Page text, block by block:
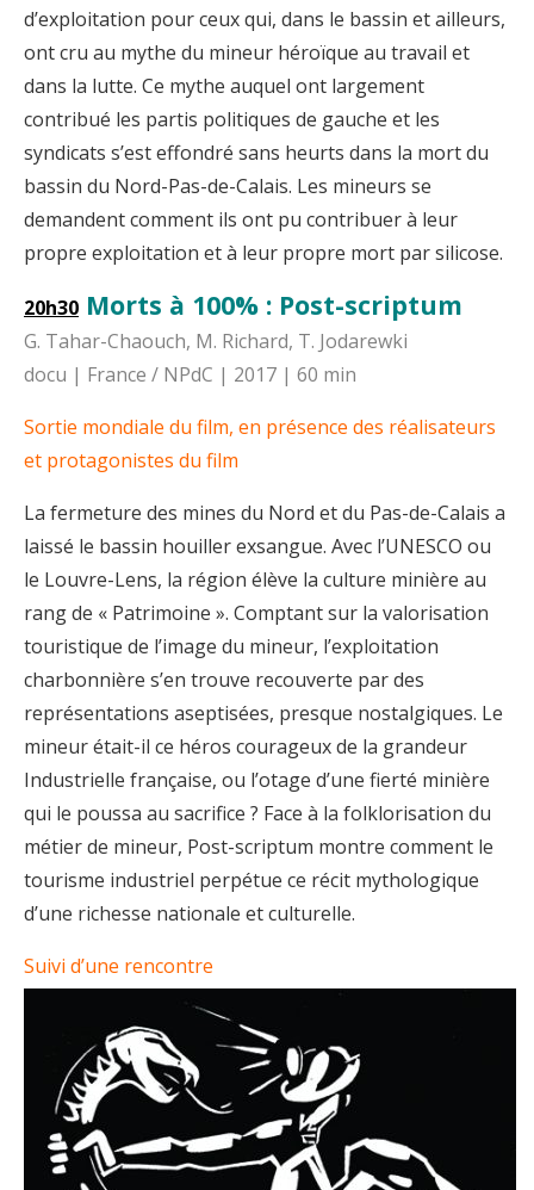
d’exploitation pour ceux qui, dans le bassin et ailleurs,
ont cru au mythe du mineur héroïque au travail et
dans la lutte. Ce mythe auquel ont largement
contribué les partis politiques de gauche et les
syndicats s’est effondré sans heurts dans la mort du
bassin du Nord-Pas-de-Calais. Les mineurs se
demandent comment ils ont pu contribuer à leur
propre exploitation et à leur propre mort par silicose.
20h30 Morts à 100% : Post-scriptum
G. Tahar-Chaouch, M. Richard, T. Jodarewki
docu | France / NPdC | 2017 | 60 min
Sortie mondiale du film, en présence des réalisateurs
et protagonistes du film
La fermeture des mines du Nord et du Pas-de-Calais a
laissé le bassin houiller exsangue. Avec l’UNESCO ou
le Louvre-Lens, la région élève la culture minière au
rang de « Patrimoine ». Comptant sur la valorisation
touristique de l’image du mineur, l’exploitation
charbonnière s’en trouve recouverte par des
représentations aseptisées, presque nostalgiques. Le
mineur était-il ce héros courageux de la grandeur
Industrielle française, ou l’otage d’une fierté minière
qui le poussa au sacrifice ? Face à la folklorisation du
métier de mineur, Post-scriptum montre comment le
tourisme industriel perpétue ce récit mythologique
d’une richesse nationale et culturelle.
Suivi d’une rencontre